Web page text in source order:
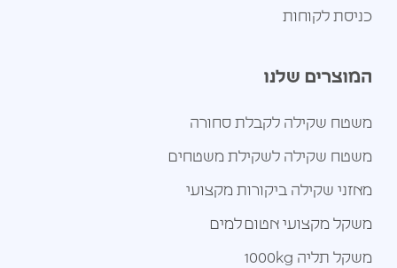
כניסת לקוחות
המוצרים שלנו
משטח שקילה לקבלת סחורה
משטח שקילה לשקילת משטחים
מאזני שקילה ביקורות מקצועי
משקל מקצועי אטום למים
משקל תליה 1000kg